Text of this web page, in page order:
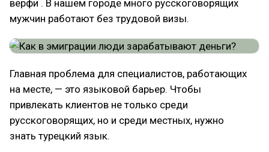
верфи . В нашем городе много русскоговорящих
мужчин работают без трудовой визы.
Главная проблема для специалистов, работающих
на месте, — это языковой барьер. Чтобы
привлекать клиентов не только среди
русскоговорящих, но и среди местных, нужно
знать турецкий язык.